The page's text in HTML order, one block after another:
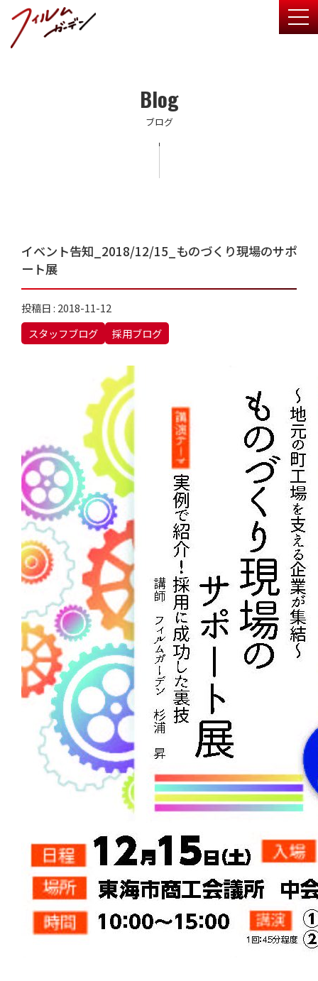
Blog
ブログ
イベント告知_2018/12/15_ものづくり現場のサポ
ート展
投稿日 : 2018-11-12
スタッフブログ
採用ブログ